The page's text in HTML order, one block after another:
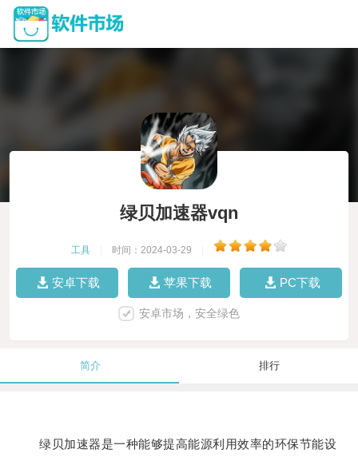
绿贝加速器vqn
工具 时间：2024-03-29
安卓下载 苹果下载 PC下载
安卓市场，安全绿色
简介 排行
绿贝加速器是一种能够提高能源利用效率的环保节能设